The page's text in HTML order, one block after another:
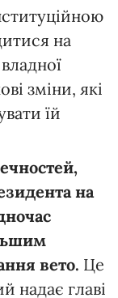
на
зміни, які
їй
,
на
вето. Це
надає главі